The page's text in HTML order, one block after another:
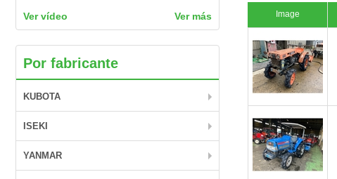
Image
Ver vídeo Ver más
Por fabricante
KUBOTA
ISEKI
YANMAR